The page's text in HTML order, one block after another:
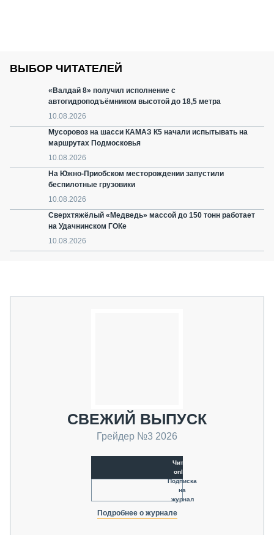
ВЫБОР ЧИТАТЕЛЕЙ
«Валдай 8» получил исполнение с
автогидроподъёмником высотой до 18,5 метра
10.08.2026
Мусоровоз на шасси КАМАЗ К5 начали испытывать на
маршрутах Подмосковья
10.08.2026
На Южно-Приобском месторождении запустили
беспилотные грузовики
10.08.2026
Сверхтяжёлый «Медведь» массой до 150 тонн работает
на Удачнинском ГОКе
10.08.2026
СВЕЖИЙ ВЫПУСК
Грейдер №3 2026
Читать
online
Подписка
на
журнал
Подробнее о журнале